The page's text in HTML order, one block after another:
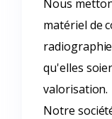
Nous
matériel de
qu'elles
valorisation.
Notre